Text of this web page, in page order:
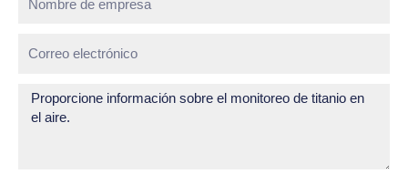
¿Cómo
podemos